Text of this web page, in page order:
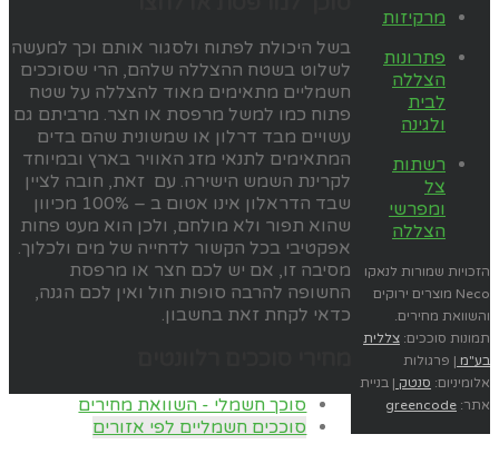
בשל היכולת לפתוח ולסגור אותם וכך למעשה
לשלוט בשטח ההצללה שלהם, הרי שסוככים
חשמליים מתאימים מאוד להצללה על שטח
פתוח כמו למשל מרפסת או חצר. מרביתם גם
עשויים מבד דרלון או שמשונית שהם בדים
המתאימים לתנאי מזג האוויר בארץ ובמיוחד
לקרינת השמש הישירה. עם זאת, חובה לציין
שבד הדראלון אינו אטום ב – 100% מכיוון
שהוא תפור ולא מולחם, ולכן הוא מעט פחות
אפקטיבי בכל הקשור לדחייה של מים ולכלוך.
מסיבה זו, אם יש לכם חצר או מרפסת
החשופה להרבה סופות חול ואין לכם הגנה,
כדאי לקחת זאת בחשבון.
סוכך חשמלי - השוואת מחירים
סוככים חשמליים לפי אזורים
מרקיזות
פתרונות
הצללה
לבית
ולגינה
רשתות
צל
ומפרשי
הצללה
הזכויות שמורות לנאקו
Neco מוצרים ירוקים
והשוואת מחירים.
תמונות סוככים: צללית
בע"מ | פרגולות
אלומיניום: סנטק | בניית
אתר: greencode